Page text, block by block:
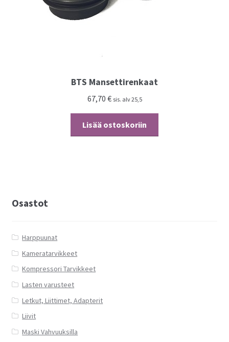
BTS Mansettirenkaat
67,70 € sis. alv 25,5
Lisää ostoskoriin
Osastot
Harppuunat
Kameratarvikkeet
Kompressori Tarvikkeet
Lasten varusteet
Letkut, Liittimet, Adapterit
Liivit
Maski Vahvuuksilla